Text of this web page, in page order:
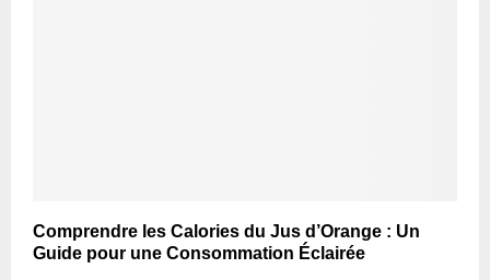
Comprendre les Calories du Jus d’Orange : Un
Guide pour une Consommation Éclairée